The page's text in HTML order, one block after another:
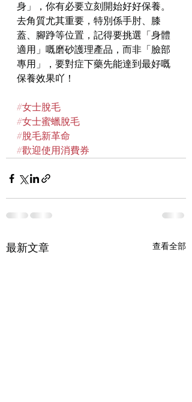
身」，你有必要立刻開始好好保養。
去角質尤其重要，特別係手肘、膝
蓋、腳踭等位置，記得要挑選「身體
適用」嘅磨砂護理產品，而非「臉部
專用」，要對症下藥先能達到最好嘅
保養效果吖！
#女士脫毛
#女士蜜蠟脫毛
#脫毛新革命
#歡迎使用消費券
最新文章 查看全部